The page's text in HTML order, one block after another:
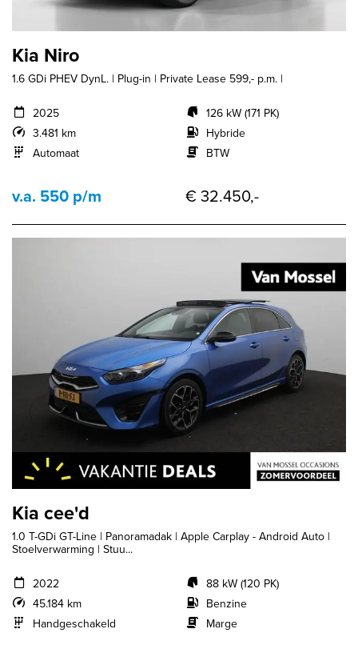
Kia Niro
1.6 GDi PHEV DynL. | Plug-in | Private Lease 599,- p.m. |
2025
3.481 km
Automaat
126 kW (171 PK)
Hybride
BTW
v.a. 550 p/m € 32.450,-
Kia cee'd
1.0 T-GDi GT-Line | Panoramadak | Apple Carplay - Android Auto |
Stoelverwarming | Stuu...
2022
45.184 km
Handgeschakeld
88 kW (120 PK)
Benzine
Marge